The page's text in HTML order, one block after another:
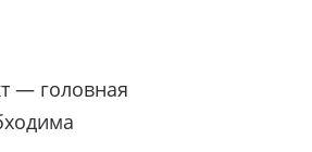
— головная